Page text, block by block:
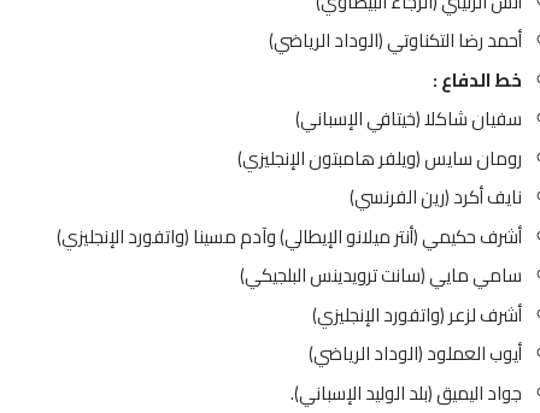
رضا التكناوتي (الوداد الرياضي)
الدفاع :
شاكلا (خيتافي الإسباني)
سايس (ويلفر هامبتون الإنجليزي)
أكرد (رين الفرنسي)
حكيمي (أنتر ميلانو الإيطالي) وآدم مسينا (واتفورد الإنجليزي)
مايي (سانت ترويدينس البلجيكي)
لزعر (واتفورد الإنجليزي)
العملود (الوداد الرياضي)
اليميق (بلد الوليد الإسباني).